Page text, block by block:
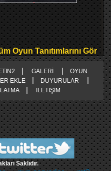
Oyun Tanıtımlarını Gör
| GALERİ |
OYUN
EKLE | DUYURULAR |
| İLETİŞİM
Saklıdır.